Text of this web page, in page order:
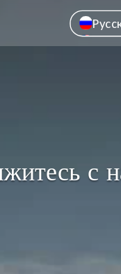
с